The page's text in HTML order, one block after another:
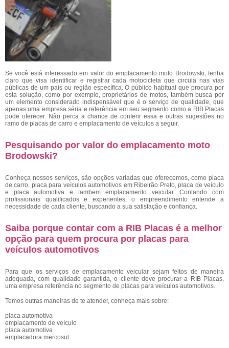
Se você está interessado em valor do emplacamento moto Brodowski, tenha
claro que visa identificar e registrar cada motocicleta que circula nas vias
públicas de um país ou região específica. O público habitual que procura por
esta solução, como por exemplo, proprietários de motos, também busca por
um elemento considerado indispensável que é o serviço de qualidade, que
apenas uma empresa séria e referência em seu segmento como a RIB Placas
pode oferecer. Não perca a chance de conferir essa e outras sugestões no
ramo de placas de carro e emplacamento de veículos a seguir.
Pesquisando por valor do emplacamento moto
Brodowski?
Conheça nossos serviços, são opções variadas que oferecemos, como placa
de carro, placa para veículos automotivos em Ribeirão Preto, placa de veículo
e placa automotiva e tambem emplacamento veicular. Contando com
profissionais qualificados e experientes, o empreendimento entende a
necessidade de cada cliente, buscando a sua satisfação e confiança.
Saiba porque contar com a RIB Placas é a melhor
opção para quem procura por placas para
veículos automotivos
Para que os serviços de emplacamento veicular sejam feitos de maneira
adequada, com qualidade garantida, o cliente deve procurar a RIB Placas,
uma empresa referência no segmento de placas para veículos automotivos.
Temos outras maneiras de te atender, conheça mais sobre:
placa automotiva
emplacamento de veículo
placa automotiva
emplacadora mercosul